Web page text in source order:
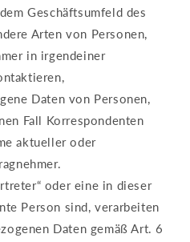
Geschäftsumfeld des
Arten von Personen,
in irgendeiner
Daten von Personen,
Fall Korrespondenten
aktueller oder
oder eine in dieser
Person sind, verarbeiten
Daten gemäß Art. 6